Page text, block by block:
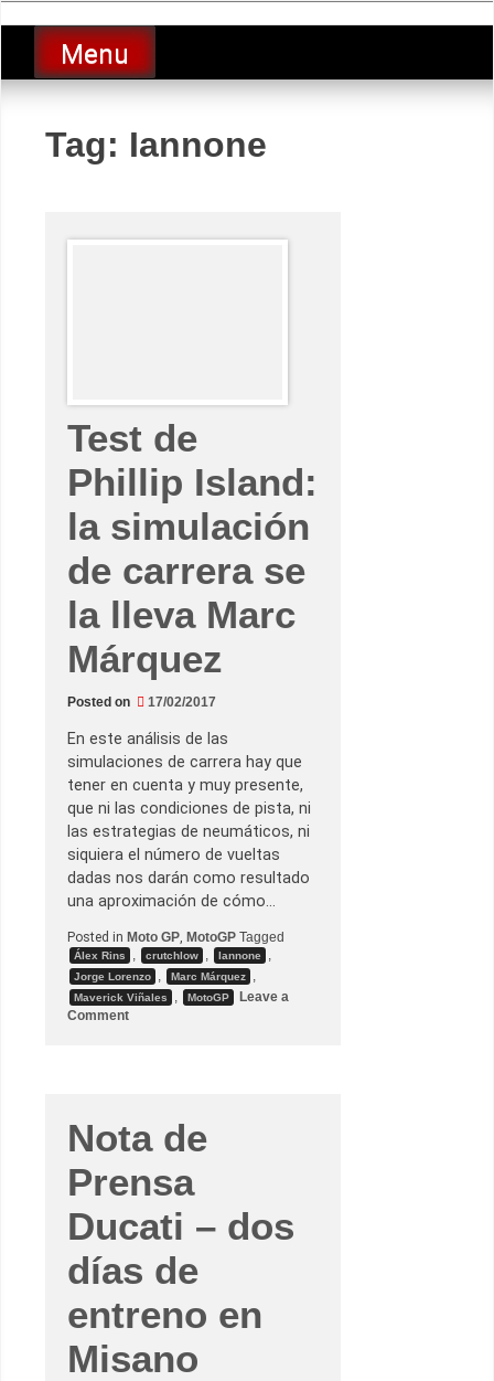
to
contentLucio Lopez GP
luciolopezgp
Menu
Tag: Iannone
Test de
Phillip Island:
la simulación
de carrera se
la lleva Marc
Márquez
Posted on 17/02/2017
En este análisis de las
simulaciones de carrera hay que
tener en cuenta y muy presente,
que ni las condiciones de pista, ni
las estrategias de neumáticos, ni
siquiera el número de vueltas
dadas nos darán como resultado
una aproximación de cómo…
Posted in Moto GP MotoGP Tagged
Álex Rins crutchlow Iannone
Jorge Lorenzo Marc Márquez
Maverick Viñales MotoGP
Leave a
Commento
P
h
l
p
s
l
n
l
a
Nota de
Prensa
Ducati – dos
días de
entreno en
Misano